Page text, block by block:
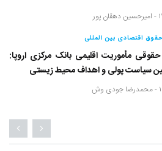
امیرحسین دهقان پور
اقتصادی بین المللی
مأموریت اقلیمی بانک مرکزی اروپا:
سیاست پولی و اهداف محیط زیستی
محمدرضا جودی وش